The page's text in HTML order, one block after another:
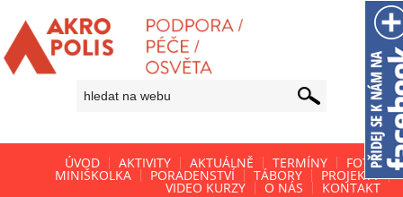
ÚVOD AKTIVITY AKTUÁLNĚ TERMÍNY FOTO
MINIŠKOLKA PORADENSTVÍ TÁBORY PROJEKTY
VIDEO KURZY O NÁS KONTAKT